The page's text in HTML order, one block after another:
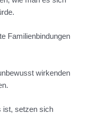
Familienbindungen
wirkenden
ist, setzen sich